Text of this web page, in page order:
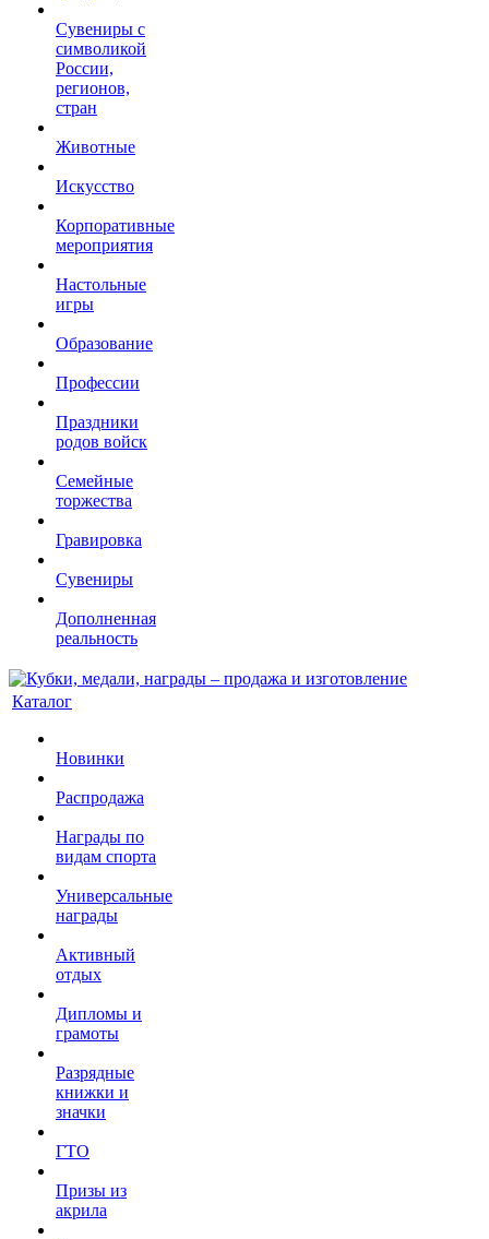
Сувениры с
символикой
России,
регионов,
стран
Животные
Искусство
Корпоративные
мероприятия
Настольные
игры
Образование
Профессии
Праздники
родов войск
Семейные
торжества
Гравировка
Сувениры
Дополненная
реальность
Каталог
Новинки
Распродажа
Награды по
видам спорта
Универсальные
награды
Активный
отдых
Дипломы и
грамоты
Разрядные
книжки и
значки
ГТО
Призы из
акрила